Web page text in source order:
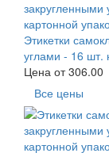
Этикетки
углами - 16 шт.
Цена от306.00
Все цены